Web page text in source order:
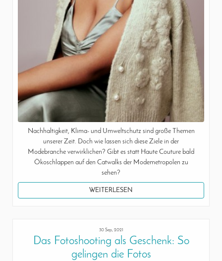
Nachhaltigkeit, Klima- und Umweltschutz sind große Themen
unserer Zeit. Doch wie lassen sich diese Ziele in der
Modebranche verwirklichen? Gibt es statt Haute Couture bald
Ökoschlappen auf den Catwalks der Modemetropolen zu
sehen?
WEITERLESEN
30 Sep, 2021
Das Fotoshooting als Geschenk: So
gelingen die Fotos